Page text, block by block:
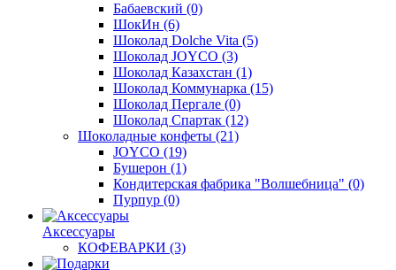
Бабаевский (0)
ШокИн (6)
Шоколад Dolche Vita (5)
Шоколад JOYCO (3)
Шоколад Казахстан (1)
Шоколад Коммунарка (15)
Шоколад Пергале (0)
Шоколад Спартак (12)
Шоколадные конфеты (21)
JOYCO (19)
Бушерон (1)
Кондитерская фабрика "Волшебница" (0)
Пурпур (0)
Аксессуары
КОФЕВАРКИ (3)